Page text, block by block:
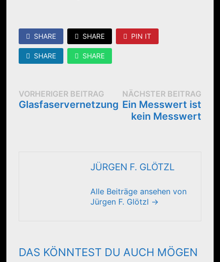
SHARE SHARE PIN IT
SHARE SHARE
BEITRAGSNAVIGATION
VORHERIGER BEITRAGVorheriger
Beitrag:
Glasfaservernetzung
NÄCHSTER BEITRAG
Ein Messwert ist
kein Messwert
JÜRGEN F. GLÖTZL
Alle Beiträge ansehen von
Jürgen F. Glötzl →
DAS KÖNNTEST DU AUCH MÖGEN